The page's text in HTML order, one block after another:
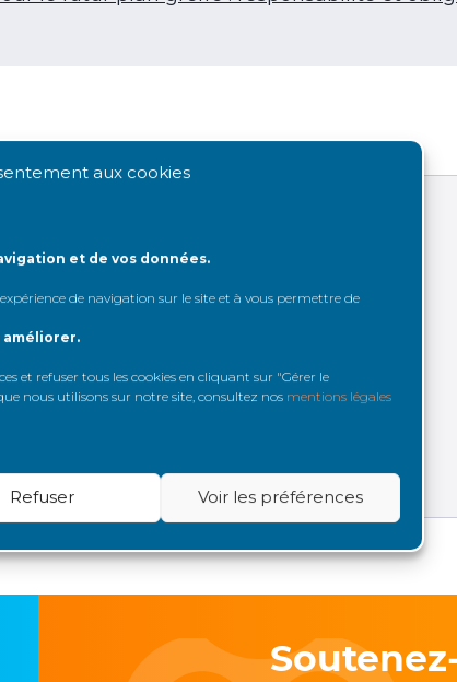
aux cookies
et de vos données.
de navigation sur le site et à vous permettre de
améliorer.
et refuser tous les cookies en cliquant sur "Gérer le
nous utilisons sur notre site, consultez nos mentions légales
Refuser Voir les préférences
connecté